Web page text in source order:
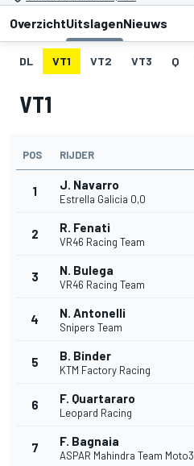
OverzichtUitslagenNieuws
DL VT1 VT2 VT3 Q
VT1
POS RIJDER
1 J. Navarro
Estrella Galicia 0,0
2 R. Fenati
VR46 Racing Team
3 N. Bulega
VR46 Racing Team
4 N. Antonelli
Snipers Team
5 B. Binder
KTM Factory Racing
6 F. Quartararo
Leopard Racing
7 F. Bagnaia
ASPAR Mahindra Team Moto3